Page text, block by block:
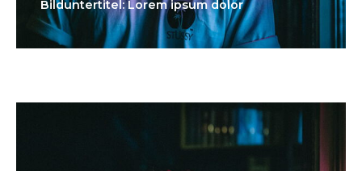
Bilduntertitel: Lorem ipsum dolor